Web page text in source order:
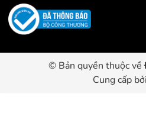
© Bản quyền thuộc về
Cung cấp bởi